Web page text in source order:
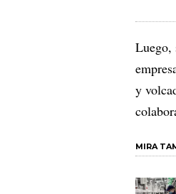
Luego,
y
MIRA